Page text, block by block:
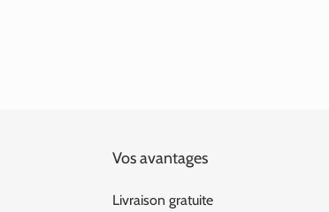
Vos avantages
Livraison gratuite